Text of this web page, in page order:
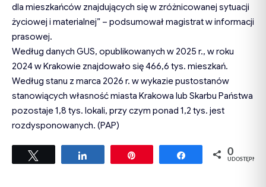
dla mieszkańców znajdujących się w zróżnicowanej sytuacji
życiowej i materialnej” – podsumował magistrat w informacji
prasowej.
Według danych GUS, opublikowanych w 2025 r., w roku
2024 w Krakowie znajdowało się 466,6 tys. mieszkań.
Według stanu z marca 2026 r. w wykazie pustostanów
stanowiących własność miasta Krakowa lub Skarbu Państwa
pozostaje 1,8 tys. lokali, przy czym ponad 1,2 tys. jest
rozdysponowanych. (PAP)
Udostępnij Udostępnij
0
UDOSTĘPNIEŃ